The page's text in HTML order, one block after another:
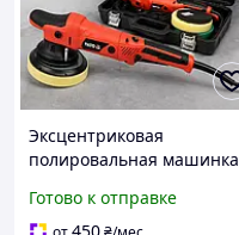
Эксцентриковая
полировальная машинка
обработки
Готово к отправке